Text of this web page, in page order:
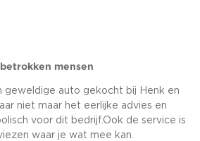
mensen
geweldige auto gekocht bij Henk en
niet maar het eerlijke advies en
voor dit bedrijf.Ook de service is
waar je wat mee kan.